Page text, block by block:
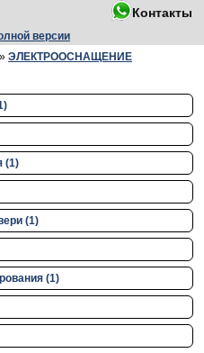
Контакты
версии
» ЭЛЕКТРООСНАЩЕНИЕ
(1)
(1)
(1)